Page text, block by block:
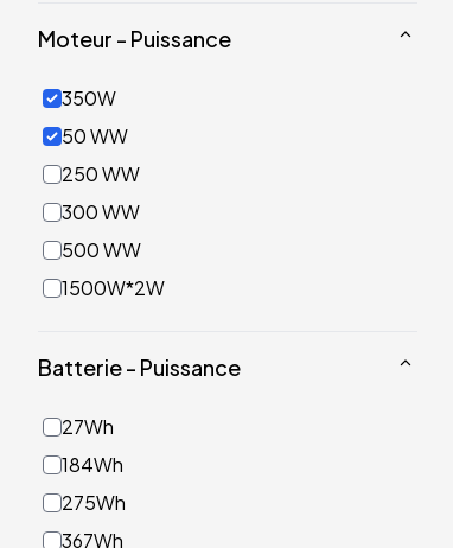
Moteur - Puissance
350W
50 WW
250 WW
300 WW
500 WW
1500W*2W
Batterie - Puissance
27Wh
184Wh
275Wh
367Wh